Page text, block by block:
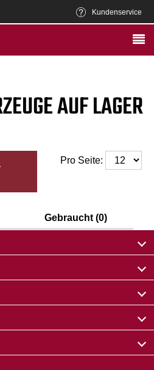
Kundenservice
AUF LAGER
Pro Seite:
Gebraucht (0)